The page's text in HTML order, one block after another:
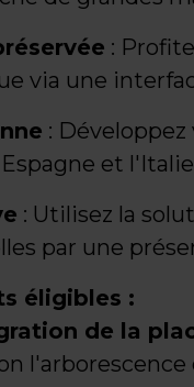
:
via une
:
et
: Utilisez la
par une
éligibles :
de la